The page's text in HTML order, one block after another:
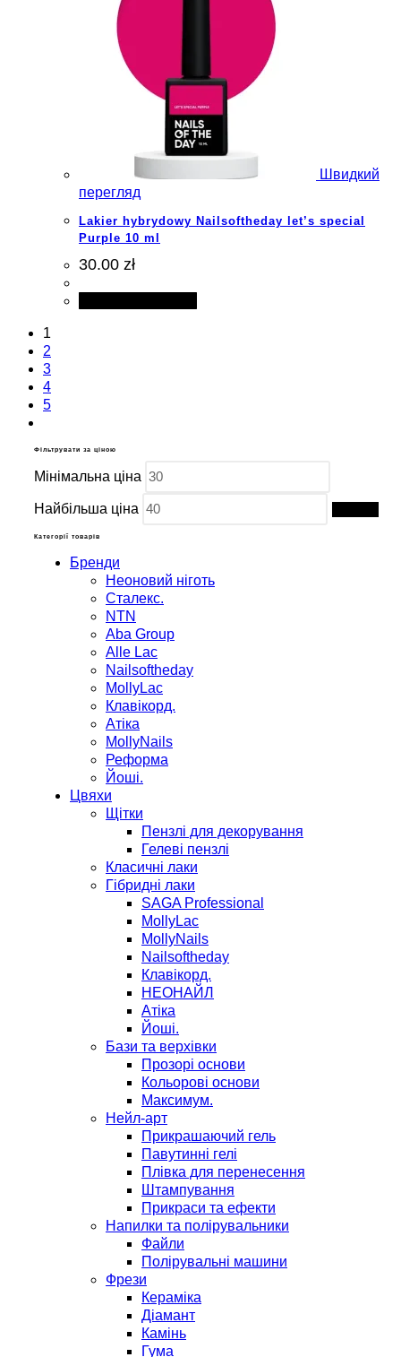
Швидкий
перегляд
Lakier hybrydowy Nailsoftheday let’s special
Purple 10 ml
30.00 zł
1
2
3
4
5
Фільтрувати за ціною
Мінімальна ціна
Найбільша ціна
Категорії товарів
Бренди
Неоновий ніготь
Сталекс.
NTN
Aba Group
Alle Lac
Nailsoftheday
MollyLac
Клавікорд.
Атіка
MollyNails
Реформа
Йоші.
Цвяхи
Щітки
Пензлі для декорування
Гелеві пензлі
Класичні лаки
Гібридні лаки
SAGA Professional
MollyLac
MollyNails
Nailsoftheday
Клавікорд.
НЕОНАЙЛ
Атіка
Йоші.
Бази та верхівки
Прозорі основи
Кольорові основи
Максимум.
Нейл-арт
Прикрашаючий гель
Павутинні гелі
Плівка для перенесення
Штампування
Прикраси та ефекти
Напилки та полірувальники
Файли
Полірувальні машини
Фрези
Кераміка
Діамант
Камінь
Гума